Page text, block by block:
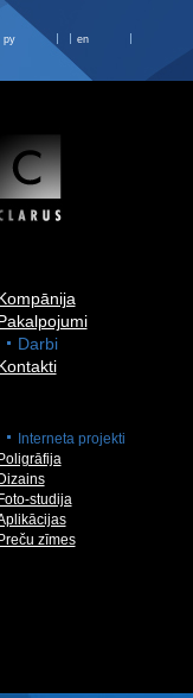
ру en
Darbi
Interneta projekti
Poligrāfija
Dizains
Foto-studija
Preču zīmes